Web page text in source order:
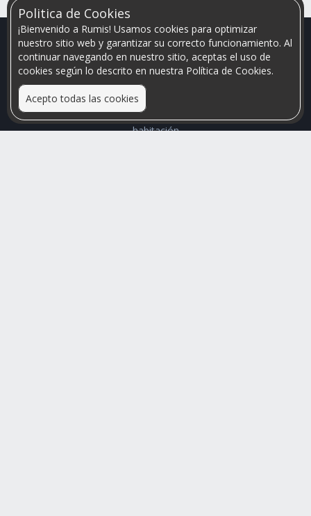
Politica de Cookies
¡Bienvenido a Rumis! Usamos cookies para optimizar
nuestro sitio web y garantizar su correcto funcionamiento. Al
continuar navegando en nuestro sitio, aceptas el uso de
cookies según lo descrito en nuestra Política de Cookies.
Acepto todas las cookies
Relacionamos personas que arriendan con las que buscan una
habitación